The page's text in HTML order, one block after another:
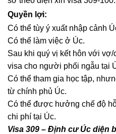
Quyền lợi:
Có thể tùy ý xuất nhập cảnh
Có thể làm việc ở Úc.
Sau khi quý vị kết hôn với
visa cho người phối ngẫu tại
Có thể tham gia học tập,
từ chính phủ Úc.
Có thể được hưởng chế độ
chi phí tại Úc.
Visa 309 – Định cư Úc diện